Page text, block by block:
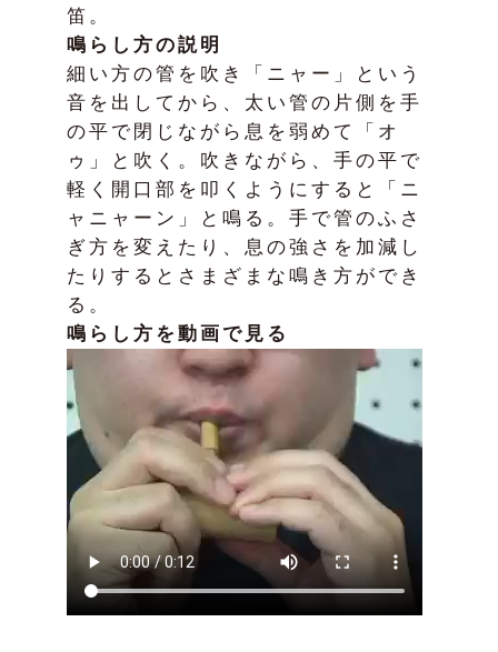
笛。
鳴らし方の説明
細い方の管を吹き「ニャー」という
音を出してから、太い管の片側を手
の平で閉じながら息を弱めて「オ
ゥ」と吹く。吹きながら、手の平で
軽く開口部を叩くようにすると「ニ
ャニャーン」と鳴る。手で管のふさ
ぎ方を変えたり、息の強さを加減し
たりするとさまざまな鳴き方ができ
る。
鳴らし方を動画で見る